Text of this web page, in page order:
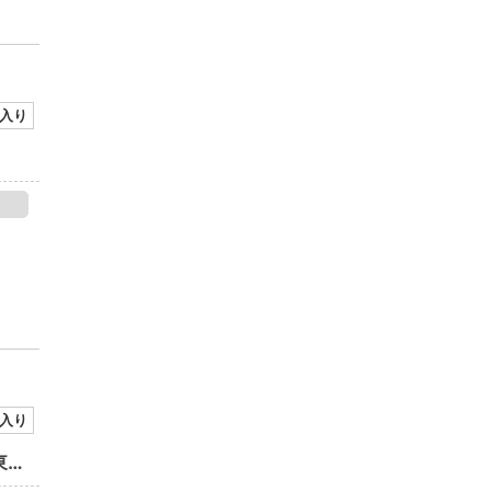
り
り
ハワイアンカフェ＆レストラン Merengue KOKO HOTEL Premier 東京ベイ幕張店